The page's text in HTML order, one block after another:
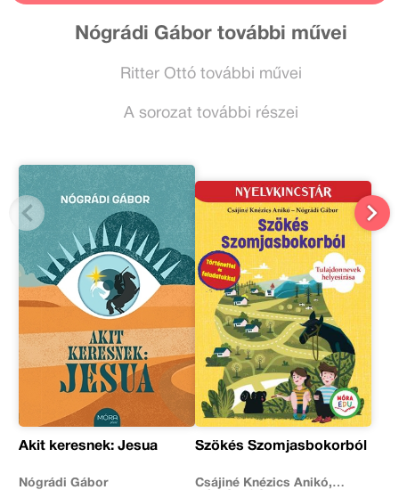
Nógrádi Gábor további művei
Ritter Ottó további művei
A sorozat további részei
Akit keresnek: Jesua
Nógrádi Gábor
Szökés Szomjasbokorból
Csájiné Knézics Anikó,